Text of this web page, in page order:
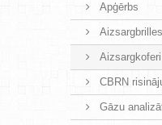
Apģērbs
Aizsargbrilles
Aizsargkoferi
CBRN
Gāzu